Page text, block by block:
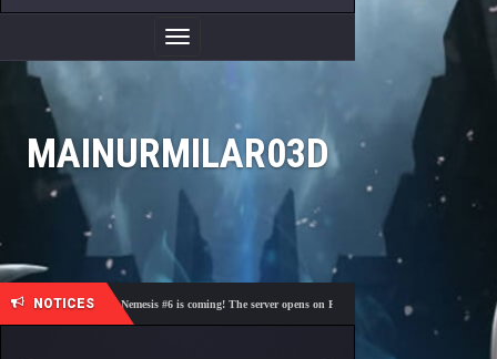
Menüyü
Değiştir
MAINURMILAR03D
NOTICES
🎓 Academy Nemesis #6 is coming! The server opens on Friday, August 7 at 21:00 – Are you